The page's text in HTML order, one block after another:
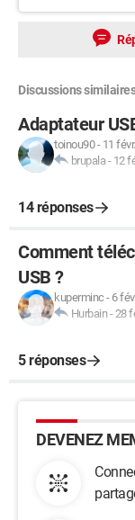
Discussions similaires
Adaptateur
toinou90- 11
brupala - 12
14 réponses
Comment
USB ?
kuperminc - 6
Hurbain-28
5 réponses
DEVENEZ